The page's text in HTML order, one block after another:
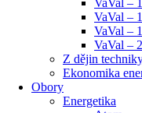
VaVal –
VaVal –
VaVal –
Z dějin
Ekonomika
Obory
Energetika